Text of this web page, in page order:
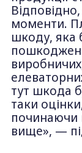
моменти.
шкоду, яка
тут шкода
таки
починаючи
вище», —